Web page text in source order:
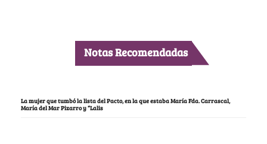
Notas Recomendadas
La mujer que tumbó la lista del Pacto, en la que estaba María Fda. Carrascal,
María del Mar Pizarro y “Lalis